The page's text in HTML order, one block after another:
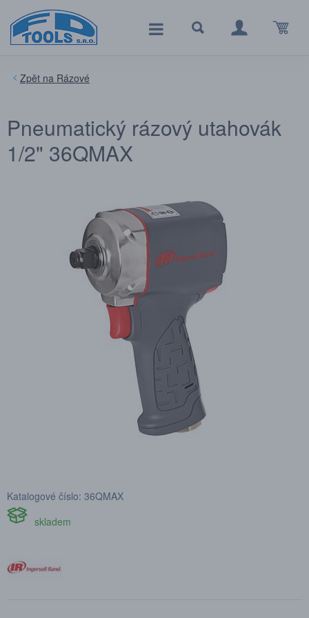
Rázové
Pneumatický rázový utahovák
1/2" 36QMAX
Katalogové číslo: 36QMAX
skladem